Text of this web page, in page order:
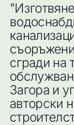
сгради на
Загора и
авторски